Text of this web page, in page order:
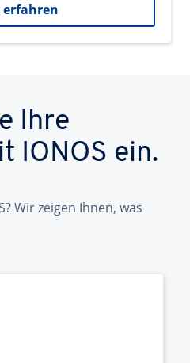
erfahren
Ihre
IONOS ein.
Wir zeigen Ihnen, was